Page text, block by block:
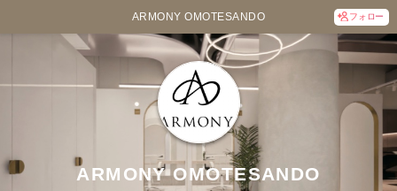
ARMONY OMOTESANDO フォロー
ARMONY OMOTESANDO